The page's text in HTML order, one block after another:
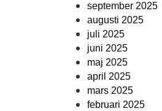
september 2025
augusti 2025
juli 2025
juni 2025
maj 2025
april 2025
mars 2025
februari 2025